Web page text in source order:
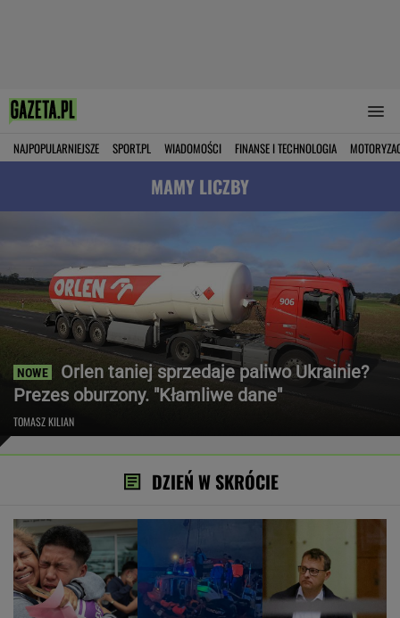
NAJPOPULARNIEJSZE SPORT.PL WIADOMOŚCI FINANSE I TECHNOLOGIA
MAMY LICZBY
Orlen taniej sprzedaje paliwo Ukrainie?
Prezes oburzony. "Kłamliwe dane"
TOMASZ KILIAN
DZIEŃ W SKRÓCIE